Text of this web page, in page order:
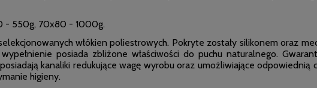
550g, 70x80 - 1000g.
włókien poliestrowych. Pokryte zostały silikonem oraz
posiada zbliżone właściwości do puchu naturalnego.
kanaliki redukujące wagę wyrobu oraz umożliwiające odpowiednią
higieny.